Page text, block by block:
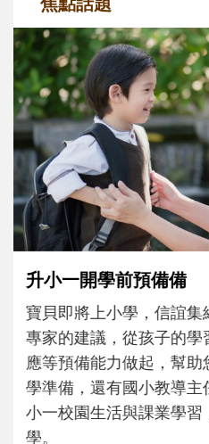
和孩子一起長大的
不同模樣
沒有人天生就擅長當
次「前所未有」的體驗
大。從給予安全感的肢
主、角色認同及解決問
正嘗試用不同的模樣，